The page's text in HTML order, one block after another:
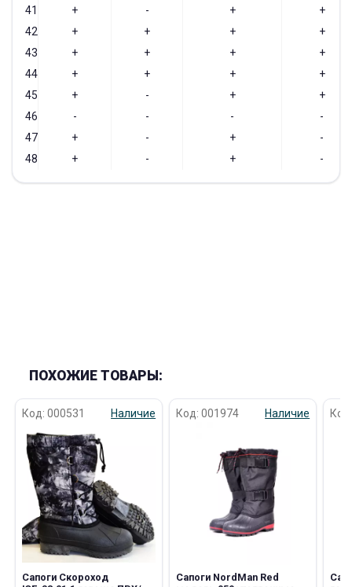
41 + - +
+
42
+ + +
+
43
+ + +
+
44
+ + +
+
45
+ - +
+
46
- - -
-
47
+ - +
-
48
+ - + -
ПОХОЖИЕ ТОВАРЫ:
Код: 000531 Наличие
Сапоги Скороход
Код: 001974 Наличие
Сапоги NordMаn Red